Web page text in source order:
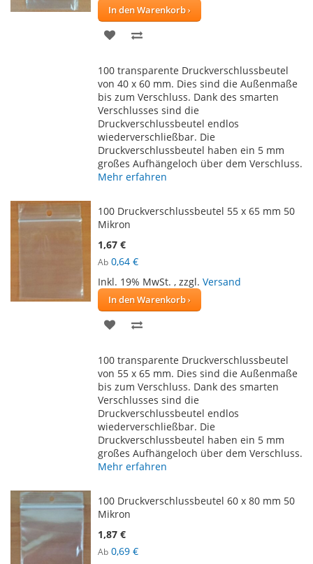
In den Warenkorb
ZUR
HINZUFÜGEN
HINZUFÜGEN
100 transparente Druckverschlussbeutel
von 40 x 60 mm. Dies sind die Außenmaße
bis zum Verschluss. Dank des smarten
Verschlusses sind die
Druckverschlussbeutel endlos
wiederverschließbar. Die
Druckverschlussbeutel haben ein 5 mm
großes Aufhängeloch über dem Verschluss.
Mehr erfahren
100 Druckverschlussbeutel 55 x 65 mm 50
Mikron
1,67 €
Ab 0,64 €
Inkl. 19% MwSt. , zzgl. Versand
In den Warenkorb
ZUR
HINZUFÜGEN
HINZUFÜGEN
100 transparente Druckverschlussbeutel
von 55 x 65 mm. Dies sind die Außenmaße
bis zum Verschluss. Dank des smarten
Verschlusses sind die
Druckverschlussbeutel endlos
wiederverschließbar. Die
Druckverschlussbeutel haben ein 5 mm
großes Aufhängeloch über dem Verschluss.
Mehr erfahren
100 Druckverschlussbeutel 60 x 80 mm 50
Mikron
1,87 €
Ab 0,69 €